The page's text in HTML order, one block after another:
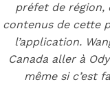
Search
for:
F
préfet de région,
contenus de cette
l’application.
Canada aller à
même si c’est